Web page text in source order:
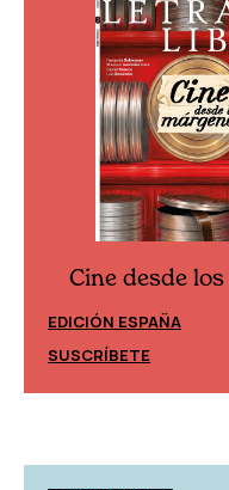
Cine desde
EDICIÓN ESPAÑA
SUSCRÍBETE